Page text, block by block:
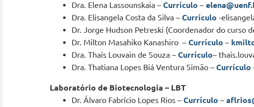
Dra. Elena Lassounskaia – Currículo –
Dra. Elisangela Costa da Silva – Currículo -
Dr. Jorge Hudson Petreski (Coordenador do curso
Dr. Milton Masahiko Kanashiro – Currículo –
Dra. Thaís Louvain de Souza – Currículo–
Dra. Thatiana Lopes Biá Ventura Simão – Currículo
Laboratório de Biotecnologia – LBT
Dr. Álvaro Fabrício Lopes Rios – Currículo –